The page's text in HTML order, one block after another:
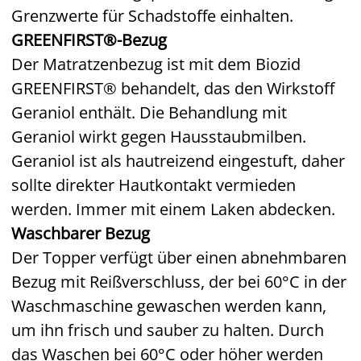
Grenzwerte für Schadstoffe einhalten.
GREENFIRST®-Bezug
Der Matratzenbezug ist mit dem Biozid
GREENFIRST® behandelt, das den Wirkstoff
Geraniol enthält. Die Behandlung mit
Geraniol wirkt gegen Hausstaubmilben.
Geraniol ist als hautreizend eingestuft, daher
sollte direkter Hautkontakt vermieden
werden. Immer mit einem Laken abdecken.
Waschbarer Bezug
Der Topper verfügt über einen abnehmbaren
Bezug mit Reißverschluss, der bei 60°C in der
Waschmaschine gewaschen werden kann,
um ihn frisch und sauber zu halten. Durch
das Waschen bei 60°C oder höher werden